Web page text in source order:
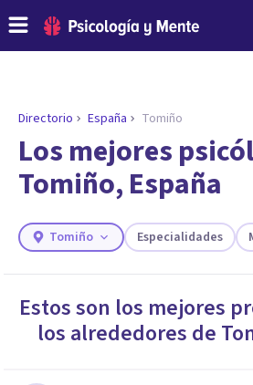
ENCONTRAR MI TERAPEUTA
¿Necesitas ayuda
Directorio España Tomiño
Los mejores
Tomiño, España
Tomiño Especialidades
Estos son los mejores
los alrededores de